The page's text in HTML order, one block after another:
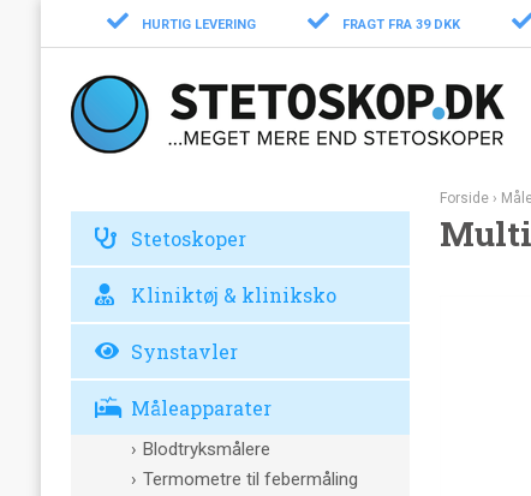
HURTIG LEVERING FRAGT FRA 39 DKK
Stetoskoper
Kliniktøj & kliniksko
Synstavler
Måleapparater
Blodtryksmålere
Termometre til febermåling
Forside›